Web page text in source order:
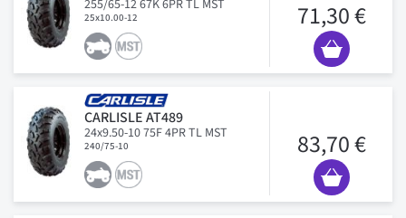
255/65-12 67K 6PR TL MST
25x10.00-12 71,30 €
CARLISLE AT489
24x9.50-10 75F 4PR TL MST
240/75-10 83,70 €